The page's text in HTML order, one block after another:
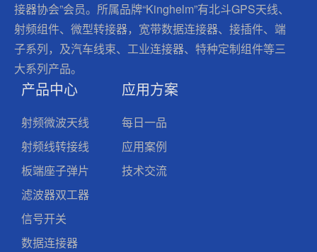
接器协会”会员。所属品牌“Kinghelm”有北斗GPS天线、
射频组件、微型转接器，宽带数据连接器、接插件、端
子系列，及汽车线束、工业连接器、特种定制组件等三
大系列产品。
产品中心
射频微波天线
射频线转接线
板端座子弹片
滤波器双工器
信号开关
数据连接器
应用方案
每日一品
应用案例
技术交流